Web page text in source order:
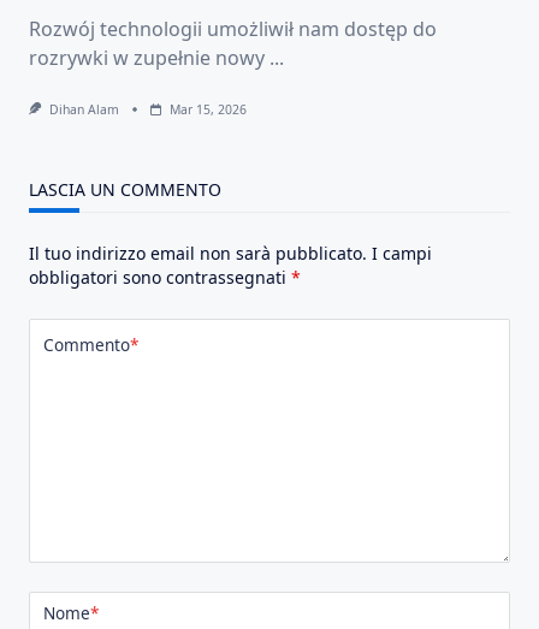
Rozwój technologii umożliwił nam dostęp do
rozrywki w zupełnie nowy ...
Dihan Alam Mar 15, 2026
LASCIA UN COMMENTO
Il tuo indirizzo email non sarà pubblicato. I campi
obbligatori sono contrassegnati *
Commento*
Nome*